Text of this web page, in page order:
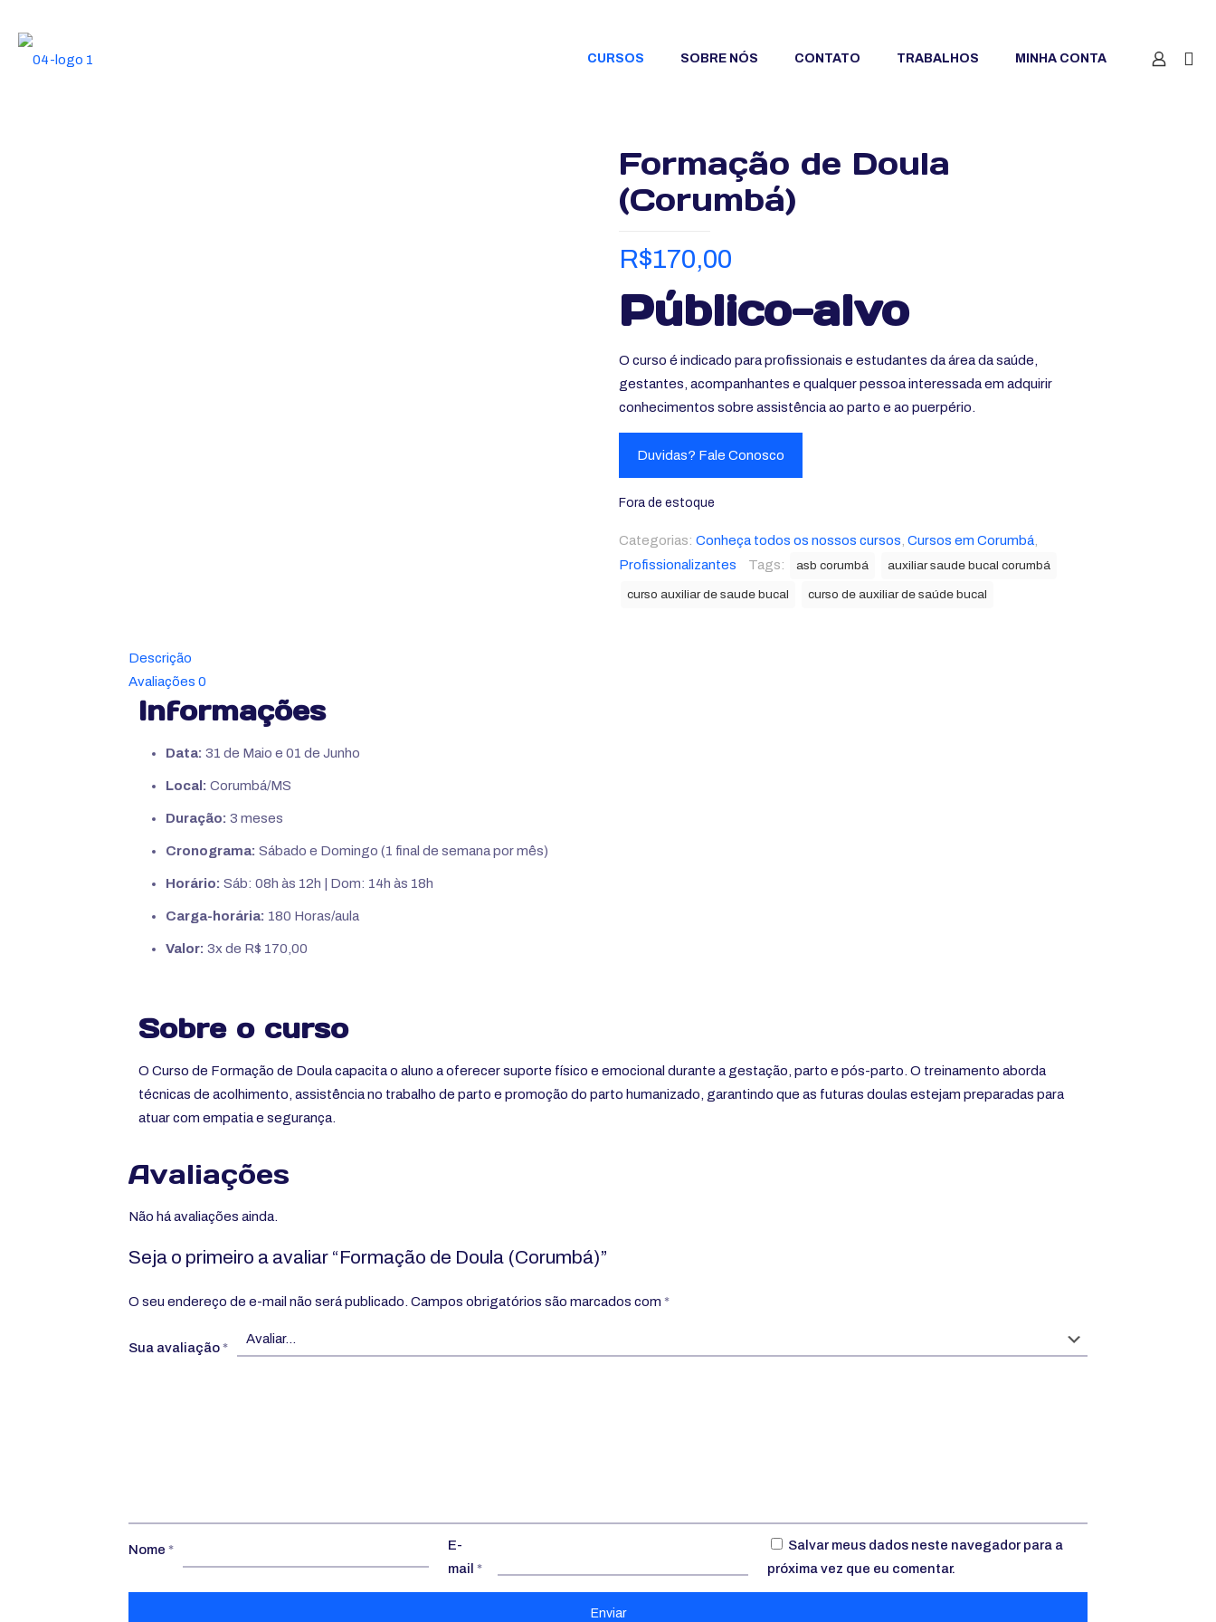
CURSOS SOBRE NÓS CONTATO TRABALHOS MINHA CONTA
Formação de Doula
(Corumbá)
R$170,00
Público-alvo
O curso é indicado para profissionais e estudantes da área da saúde,
gestantes, acompanhantes e qualquer pessoa interessada em adquirir
conhecimentos sobre assistência ao parto e ao puerpério.
Duvidas? Fale Conosco
Fora de estoque
Categorias: Conheça todos os nossos cursos Cursos em Corumbá
Profissionalizantes
Tags: asb corumbá auxiliar saude bucal corumbá
curso auxiliar de saude bucal curso de auxiliar de saúde bucal
Descrição
Avaliações 0
Informações
Data: 31 de Maio e 01 de Junho
Local: Corumbá/MS
Duração: 3 meses
Cronograma: Sábado e Domingo (1 final de semana por mês)
Horário: Sáb: 08h às 12h | Dom: 14h às 18h
Carga-horária: 180 Horas/aula
Valor: 3x de R$ 170,00
Sobre o curso
O Curso de Formação de Doula capacita o aluno a oferecer suporte físico e emocional durante a gestação, parto e pós-parto. O treinamento aborda
técnicas de acolhimento, assistência no trabalho de parto e promoção do parto humanizado, garantindo que as futuras doulas estejam preparadas para
atuar com empatia e segurança.
Avaliações
Não há avaliações ainda.
Seja o primeiro a avaliar “Formação de Doula (Corumbá)”
O seu endereço de e-mail não será publicado. Campos obrigatórios são marcados com *
Sua avaliação*
Nome *
E-
mail *
Salvar meus dados neste navegador para a
próxima vez que eu comentar.